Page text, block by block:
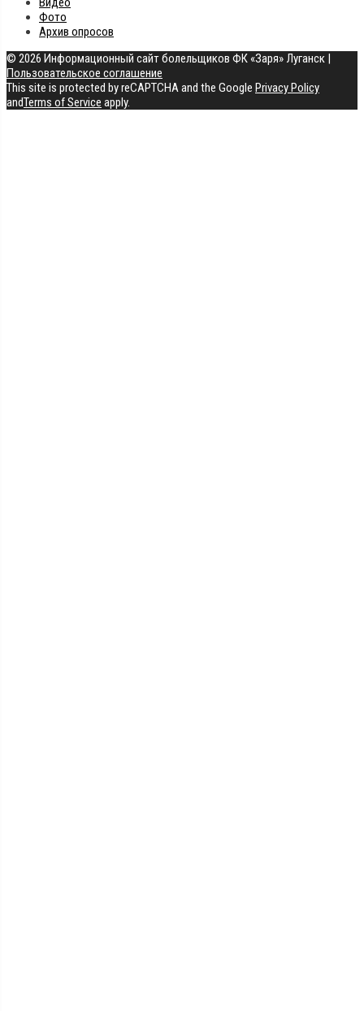
Фото
Архив опросов
© 2026 Информационный сайт болельщиков ФК «Заря» Луганск |
Пользовательское соглашение
This site is protected by reCAPTCHA and the Google Privacy Policy
andTerms of Service apply.